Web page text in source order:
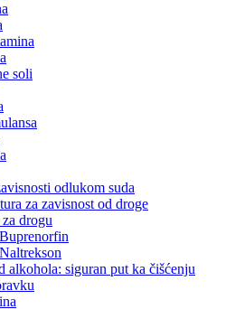
soli
odlukom suda
za zavisnost od droge
drogu
alkohola: siguran put ka čišćenju